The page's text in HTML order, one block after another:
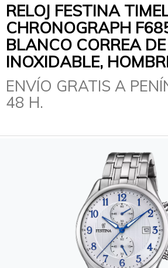
RELOJ FESTINA
CHRONOGRAPH
BLANCO CORREA
INOXIDABLE,
ENVÍO GRATIS A
48 H.